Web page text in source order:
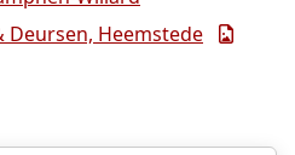
Heemstede